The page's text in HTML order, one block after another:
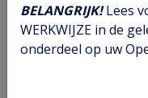
Aandrijfas
BELANGRIJK!Lees
WERKWIJZE in de
onderdeel op uw